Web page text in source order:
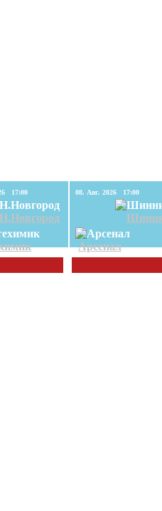
08. Авг. 2026 17:00
Н.Новгород
08. Авг. 2026 17:00
Арсенал